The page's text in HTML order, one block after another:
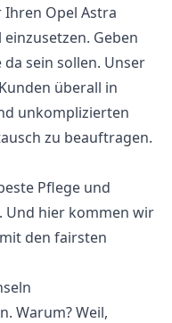
Opel Astra
Geben
sein sollen. Unser
überall in
unkomplizierten
zu beauftragen.
Pflege und
Und hier kommen wir
den fairsten
Warum? Weil,